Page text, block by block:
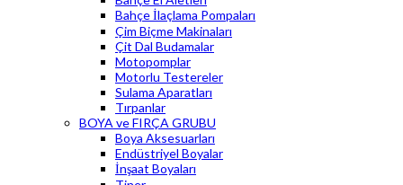
Bahçe İlaçlama Pompaları
Çim Biçme Makinaları
Çit Dal Budamalar
Motopomplar
Motorlu Testereler
Sulama Aparatları
Tırpanlar
BOYA ve FIRÇA GRUBU
Boya Aksesuarları
Endüstriyel Boyalar
İnşaat Boyaları